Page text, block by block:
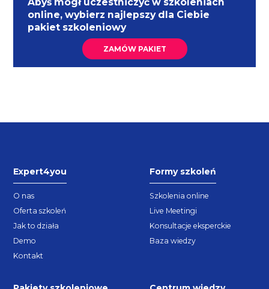
online, wybierz najlepszy dla Ciebie
pakiet szkoleniowy
ZAMÓW PAKIET
Expert4you
O nas
Oferta szkoleń
Jak to działa
Demo
Kontakt
Formy szkoleń
Szkolenia online
Live Meetingi
Konsultacje eksperckie
Baza wiedzy